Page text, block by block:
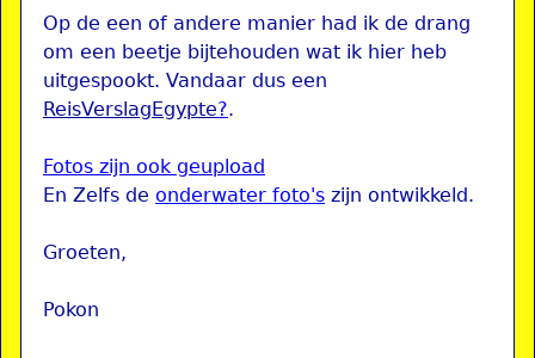
Op de een of andere manier had ik de drang
om een beetje bijtehouden wat ik hier heb
uitgespookt. Vandaar dus een
ReisVerslagEgypte?.
Fotos zijn ook geupload
En Zelfs de onderwater foto's zijn ontwikkeld.
Groeten,
Pokon